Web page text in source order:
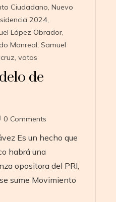
Ciudadano, Nuevo
2024,
López Obrador,
Monreal, Samuel
, votos
de
0 Comments
Es un hecho que
habrá una
opositora del PRI,
sume Movimiento